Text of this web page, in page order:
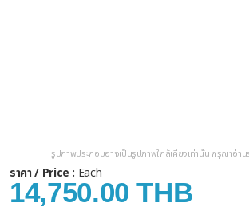
รูปภาพประกอบอาจเป็นรูปภาพใกล้เคียงเท่านั้น กรุณาอ่าน
ราคา / Price : Each
14,750.00 THB